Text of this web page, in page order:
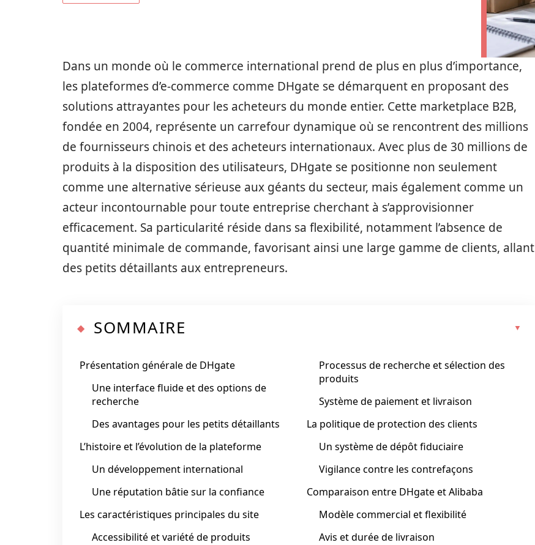
Dans un monde où le commerce international prend de plus en plus d’importance,
les plateformes d’e-commerce comme DHgate se démarquent en proposant des
solutions attrayantes pour les acheteurs du monde entier. Cette marketplace B2B,
fondée en 2004, représente un carrefour dynamique où se rencontrent des millions
de fournisseurs chinois et des acheteurs internationaux. Avec plus de 30 millions de
produits à la disposition des utilisateurs, DHgate se positionne non seulement
comme une alternative sérieuse aux géants du secteur, mais également comme un
acteur incontournable pour toute entreprise cherchant à s’approvisionner
efficacement. Sa particularité réside dans sa flexibilité, notamment l’absence de
quantité minimale de commande, favorisant ainsi une large gamme de clients, allant
des petits détaillants aux entrepreneurs.
SOMMAIRE
Présentation générale de DHgate
Une interface fluide et des options de
recherche
Des avantages pour les petits détaillants
L’histoire et l’évolution de la plateforme
Un développement international
Une réputation bâtie sur la confiance
Les caractéristiques principales du site
Accessibilité et variété de produits
Processus de recherche et sélection des
produits
Système de paiement et livraison
La politique de protection des clients
Un système de dépôt fiduciaire
Vigilance contre les contrefaçons
Comparaison entre DHgate et Alibaba
Modèle commercial et flexibilité
Avis et durée de livraison